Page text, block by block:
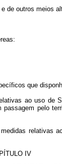
de outros meios
que
ao uso de
pelo
relativas
IV